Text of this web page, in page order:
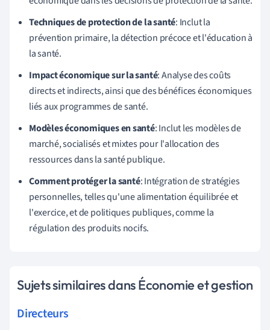
Techniques de protection de la santé: Inclut la
prévention primaire, la détection précoce et l'éducation à
la santé.
Impact économique sur la santé: Analyse des coûts
directs et indirects, ainsi que des bénéfices économiques
liés aux programmes de santé.
Modèles économiques en santé: Inclut les modèles de
marché, socialisés et mixtes pour l'allocation des
ressources dans la santé publique.
Comment protéger la santé: Intégration de stratégies
personnelles, telles qu'une alimentation équilibrée et
l'exercice, et de politiques publiques, comme la
régulation des produits nocifs.
Sujets similaires dans Économie et gestion
Directeurs